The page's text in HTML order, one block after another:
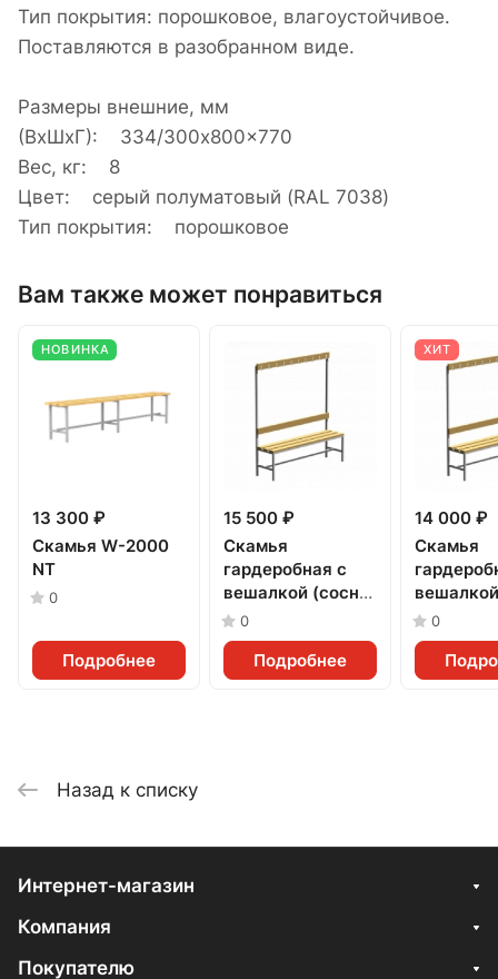
Тип покрытия: порошковое, влагоустойчивое.
Поставляются в разобранном виде.
Размеры внешние, мм
(ВхШхГ): 334/300x800x770
Вес, кг: 8
Цвет: серый полуматовый (RAL 7038)
Тип покрытия: порошковое
Вам также может понравиться
НОВИНКА
13 300 ₽
Скамья W-2000
NT
0
Подробнее
15 500 ₽
Скамья
гардеробная с
вешалкой (сосна)
2000
0
Подробнее
ХИТ
14 000 ₽
Скамья
1500
0
Назад к списку
Интернет-магазин
Компания
Покупателю